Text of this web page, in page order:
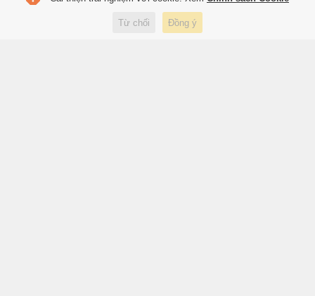
Ám ảnh tâm lý mang tên ly hôn
9 giờ trước Sách hay
Từ chối Đồng ý